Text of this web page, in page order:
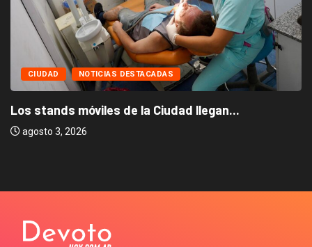
CIUDAD NOTICIAS DESTACADAS
Los stands móviles de la Ciudad llegan...
agosto 3, 2026